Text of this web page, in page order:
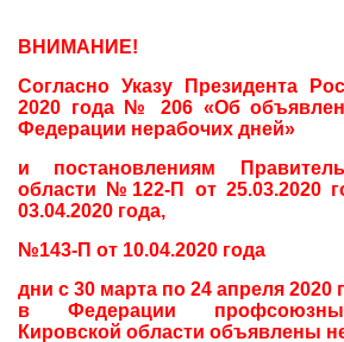
ВНИМАНИЕ!
Согласно Указу Президента
2020 года № 206 «Об
Федерации нерабочих дней»
и постановлениям
области №122-П от 25.03.2020
03.04.2020 года,
№143-П от 10.04.2020 года
дни с 30 марта по 24 апреля 2020
в Федерации
Кировской области объявлены